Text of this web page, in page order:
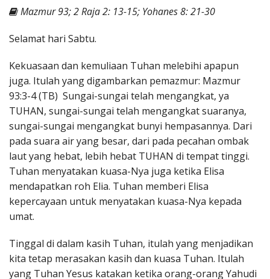
Materi
Mazmur 93; 2 Raja 2: 13-15; Yohanes 8: 21-30
Selamat hari Sabtu.
Kekuasaan dan kemuliaan Tuhan melebihi apapun
juga. Itulah yang digambarkan pemazmur: Mazmur
93:3-4 (TB) Sungai-sungai telah mengangkat, ya
TUHAN, sungai-sungai telah mengangkat suaranya,
sungai-sungai mengangkat bunyi hempasannya. Dari
pada suara air yang besar, dari pada pecahan ombak
laut yang hebat, lebih hebat TUHAN di tempat tinggi.
Tuhan menyatakan kuasa-Nya juga ketika Elisa
mendapatkan roh Elia. Tuhan memberi Elisa
kepercayaan untuk menyatakan kuasa-Nya kepada
umat.
Tinggal di dalam kasih Tuhan, itulah yang menjadikan
kita tetap merasakan kasih dan kuasa Tuhan. Itulah
yang Tuhan Yesus katakan ketika orang-orang Yahudi